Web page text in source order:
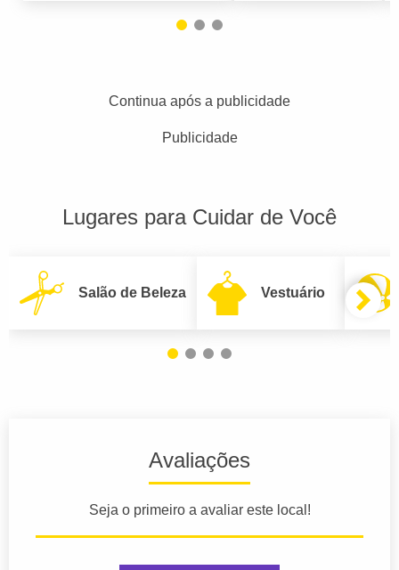
Continua após a publicidade
Publicidade
Lugares para Cuidar de Você
Salão de Beleza Vestuário
Avaliações
Seja o primeiro a avaliar este local!